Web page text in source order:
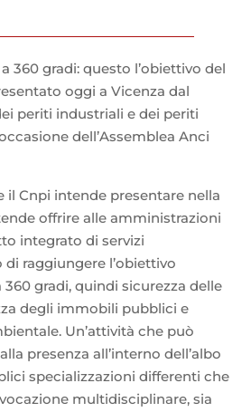
360 gradi: questo l’obiettivo del
oggi a Vicenza dal
periti industriali e dei periti
dell’Assemblea Anci
il Cnpi intende presentare nella
offrire alle amministrazioni
integrato di servizi
raggiungere l’obiettivo
gradi, quindi sicurezza delle
degli immobili pubblici e
Un’attività che può
presenza all’interno dell’albo
specializzazioni differenti che
multidisciplinare, sia